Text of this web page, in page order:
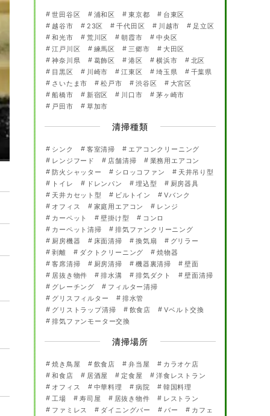
世田谷区 浦和区 東京都
台東区
越谷市
23区 千代田区 川越市
足立区
和光市
荒川区 朝霞市
中央区
江戸川区
練馬区 三郷市
大田区
神奈川県
葛飾区 港区 横浜市
北区
目黒区
川崎市 江東区 埼玉県
千葉県
さいたま市
松戸市 渋谷区
大宮区
船橋市
新宿区 川口市
茅ヶ崎市
戸田市
草加市
清掃種類
シンク 客室清掃
エアコンクリーニング
レンジフード
店舗清掃
業務用エアコン
防火シャッター
シロッコファン
天井吊り型
トイレ
ドレンパン 埋込型
厨房器具
天井カセット型
ビルトイン
Vバンク
オフィス
家庭用エアコン
レンジ
カーペット
壁掛け型
コンロ
カーペット清掃
排気ファンクリーニング
厨房機器
床面清掃 換気扇
グリラー
剥離
ダクトクリーニング
焼物器
客席清掃
厨房清掃 機器裏清掃
壁面
居抜き物件
排水溝 排気ダクト
壁面清掃
グレーチング
フィルター清掃
グリスフィルター
排水管
グリストラップ清掃
飲食店
Vベルト交換
排気ファンモーター交換
清掃場所
焼き鳥屋 飲食店 弁当屋
カラオケ店
和食店
居酒屋 定食屋
洋食レストラン
オフィス
中華料理 病院
韓国料理
工場
寿司屋 居抜き物件
レストラン
ファミレス
ダイニングバー バー
カフェ